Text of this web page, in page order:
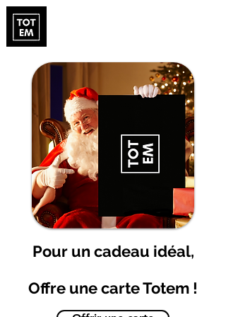
Pour un cadeau idéal,
Offre une carte Totem !